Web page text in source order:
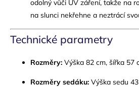
odolný vůči UV záření, takže na
na slunci nekřehne a neztrácí
Technické parametry
Rozměry: Výška 82 cm, šířka 57
Rozměry sedáku: Výška sedu